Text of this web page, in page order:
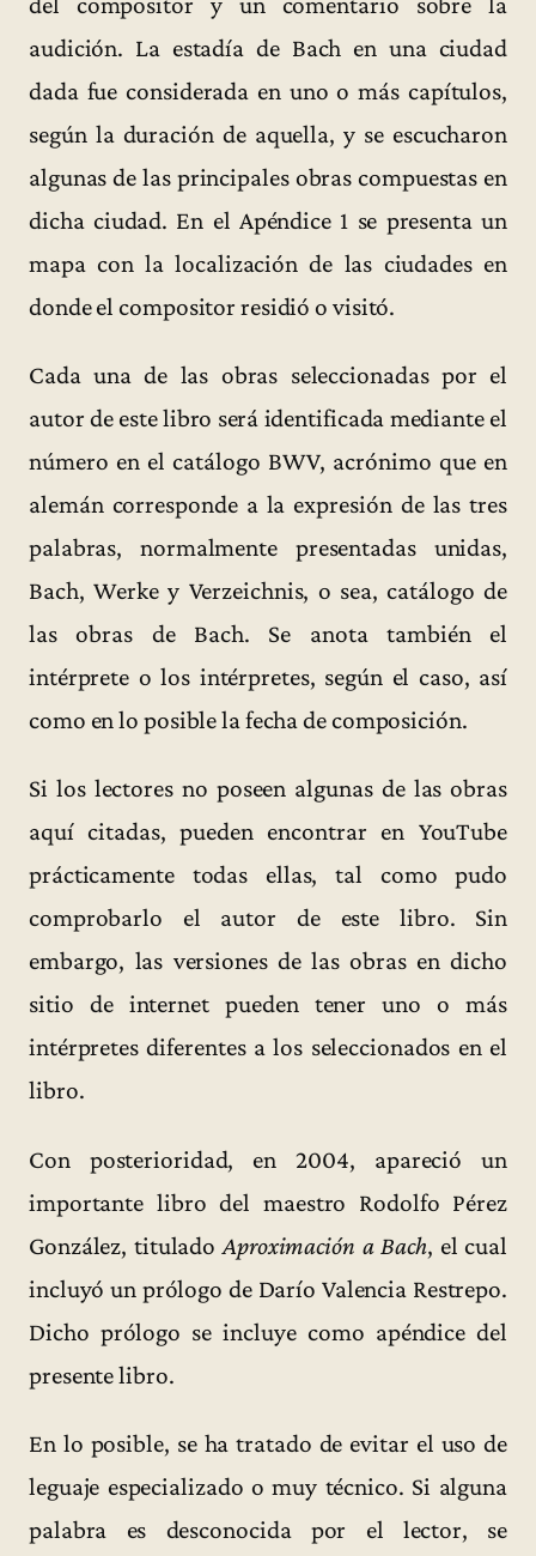
audición. La estadía de Bach en una ciudad
dada fue considerada en uno o más capítulos,
según la duración de aquella, y se escucharon
algunas de las principales obras compuestas en
dicha ciudad. En el Apéndice 1 se presenta un
mapa con la localización de las ciudades en
donde el compositor residió o visitó.
Cada una de las obras seleccionadas por el
autor de este libro será identificada mediante el
número en el catálogo BWV, acrónimo que en
alemán corresponde a la expresión de las tres
palabras, normalmente presentadas unidas,
Bach, Werke y Verzeichnis, o sea, catálogo de
las obras de Bach. Se anota también el
intérprete o los intérpretes, según el caso, así
como en lo posible la fecha de composición.
Si los lectores no poseen algunas de las obras
aquí citadas, pueden encontrar en YouTube
prácticamente todas ellas, tal como pudo
comprobarlo el autor de este libro. Sin
embargo, las versiones de las obras en dicho
sitio de internet pueden tener uno o más
intérpretes diferentes a los seleccionados en el
libro.
Con posterioridad, en 2004, apareció un
importante libro del maestro Rodolfo Pérez
González, titulado Aproximación a Bach, el cual
incluyó un prólogo de Darío Valencia Restrepo.
Dicho prólogo se incluye como apéndice del
presente libro.
En lo posible, se ha tratado de evitar el uso de
leguaje especializado o muy técnico. Si alguna
palabra es desconocida por el lector, se